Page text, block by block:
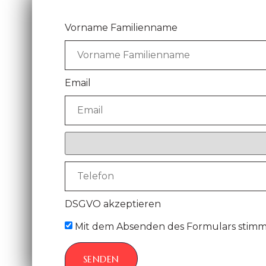
Vorname Familienname
Email
DSGVO akzeptieren
Mit dem Absenden des Formulars
SENDEN